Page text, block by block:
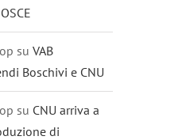
su VAB
Boschivi e CNU
su CNU arriva a
di